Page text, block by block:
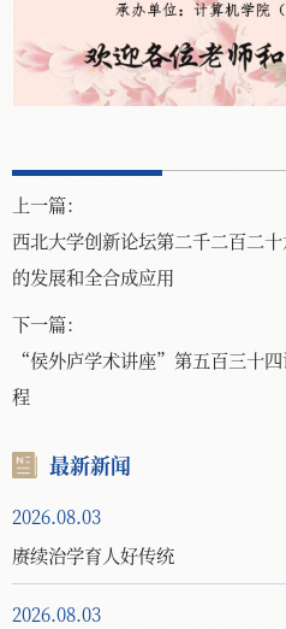
上一篇：
西北大学创新论坛第二千二百二
的发展和全合成应用
下一篇：
“侯外庐学术讲座”第五百三十
程
最新新闻
2026.08.03
赓续治学育人好传统
2026.08.03